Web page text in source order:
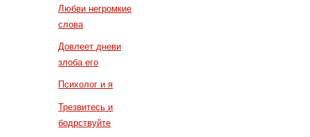
Любви негромкие
слова
Довлеет дневи
злоба его
Психолог и я
Трезвитесь и
бодрствуйте